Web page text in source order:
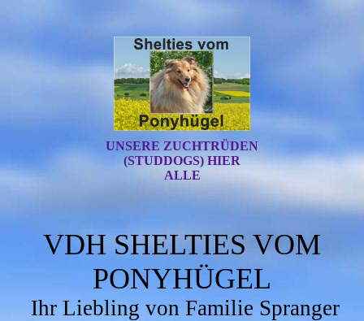
UNSERE ZUCHTRÜDEN
(STUDDOGS) HIER
ALLE
VDH SHELTIES VOM
PONYHÜGEL
Ihr Liebling von Familie Spranger